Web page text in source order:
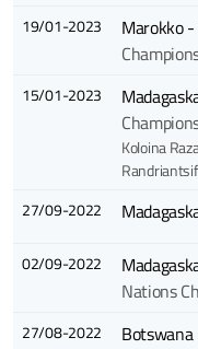
19/01-2023 Marokko
15/01-2023
Koloina
27/09-2022
02/09-2022
Nations
27/08-2022